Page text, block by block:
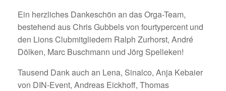
Ein herzliches Dankeschön an das Orga-Team,
bestehend aus Chris Gubbels von fourtypercent und
den Lions Clubmitgliedern Ralph Zurhorst, André
Dölken, Marc Buschmann und Jörg Spelleken!
Tausend Dank auch an Lena, Sinalco, Anja Kebaier
von DIN-Event, Andreas Eickhoff, Thomas